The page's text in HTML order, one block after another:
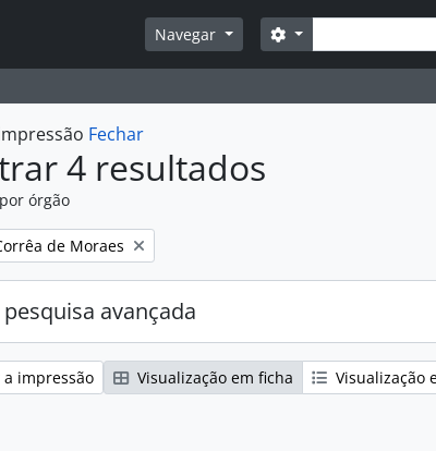
Navegar Pesquisar
Opções de busca
Fechar
4 resultados
órgão
de Moraes
avançada
impressão Visualização em ficha
Visualização